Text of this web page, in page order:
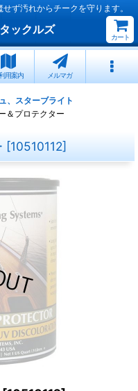
ず汚れからチークを守ります。
ックルズ
カート
用案内 メルマガ
、スターブライト
＆プロテクター
[10510112]